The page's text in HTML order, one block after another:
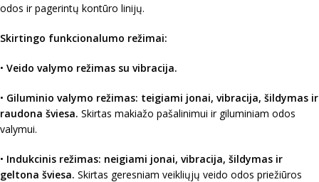
odos ir pagerintų kontūro linijų.
Skirtingo funkcionalumo režimai:
• Veido valymo režimas su vibracija.
• Giluminio valymo režimas: teigiami jonai, vibracija, šildymas ir
raudona šviesa. Skirtas makiažo pašalinimui ir giluminiam odos
valymui.
• Indukcinis režimas: neigiami jonai, vibracija, šildymas ir
geltona šviesa. Skirtas geresniam veikliųjų veido odos priežiūros